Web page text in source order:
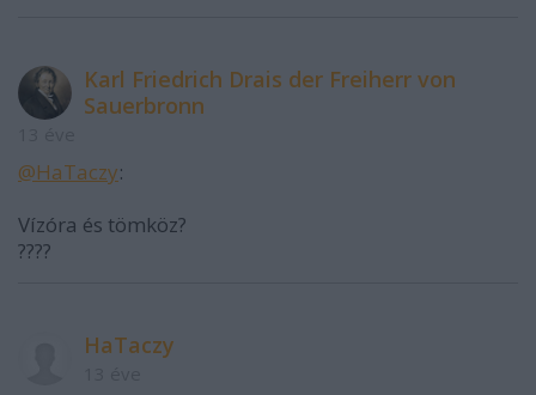
Karl Friedrich Drais der Freiherr von
Sauerbronn
@HaTaczy:
Vízóra és tömköz?
????
HaTaczy